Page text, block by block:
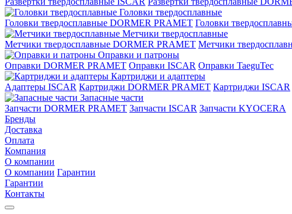
Головки твердосплавные
Головки твердосплавные DORMER PRAMET Головки
Метчики твердосплавные
Метчики твердосплавные DORMER PRAMET Метчики
Оправки и патроны
Оправки DORMER PRAMET Оправки ISCAR Оправки TaeguTec
Картриджи и адаптеры
Адаптеры ISCAR Картриджи DORMER PRAMET Картриджи ISCAR
Запасные части
Запчасти DORMER PRAMET Запчасти ISCAR Запчасти KYOCERA
Бренды
Доставка
Оплата
Компания
О компании
О компании Гарантии
Гарантии
Контакты